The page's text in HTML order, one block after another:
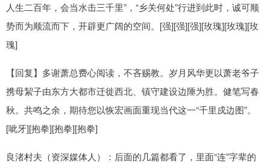
人生二百年，会当水击三千里”，“乡关何处”行进到此时，诚可顺
势而为顺流而下，开辟更广阔的空间。[强][强][强][玫瑰][玫瑰][玫
瑰]
【回复】多谢萧总费心阅读，不吝赐教。岁月风华更以萧老爷子
携母絜子由东方大都市迁徙西北、镇守建设边陲为胜。健笔写春
秋。共鸣之余，期待您以恢宏画面重现当代这一“千里戍边图”。
[呲牙][抱拳][抱拳][抱拳]
良渚村夫（资深媒体人）：后面的几篇都看了，里面“连”字辈的